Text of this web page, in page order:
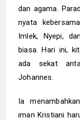
dan agama.
nyata
Imlek, Nyepi,
biasa. Hari ini,
ada sekat
Johannes.
Ia
iman Kristiani